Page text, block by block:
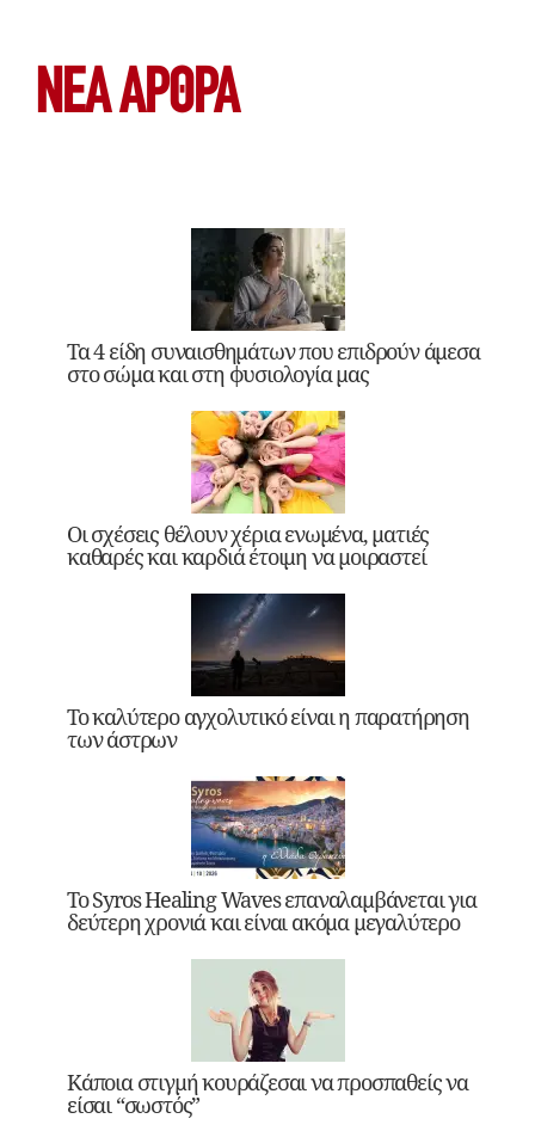
ΝΕΑ ΆΡΘΡΑ
Τα 4 είδη συναισθημάτων που επιδρούν άμεσα
στο σώμα και στη φυσιολογία μας
Οι σχέσεις θέλουν χέρια ενωμένα, ματιές
καθαρές και καρδιά έτοιμη να μοιραστεί
Το καλύτερο αγχολυτικό είναι η παρατήρηση
των άστρων
Το Syros Healing Waves επαναλαμβάνεται για
δεύτερη χρονιά και είναι ακόμα μεγαλύτερο
Κάποια στιγμή κουράζεσαι να προσπαθείς να
είσαι “σωστός”